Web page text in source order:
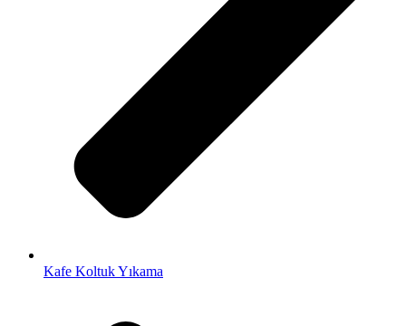
Kafe Koltuk Yıkama